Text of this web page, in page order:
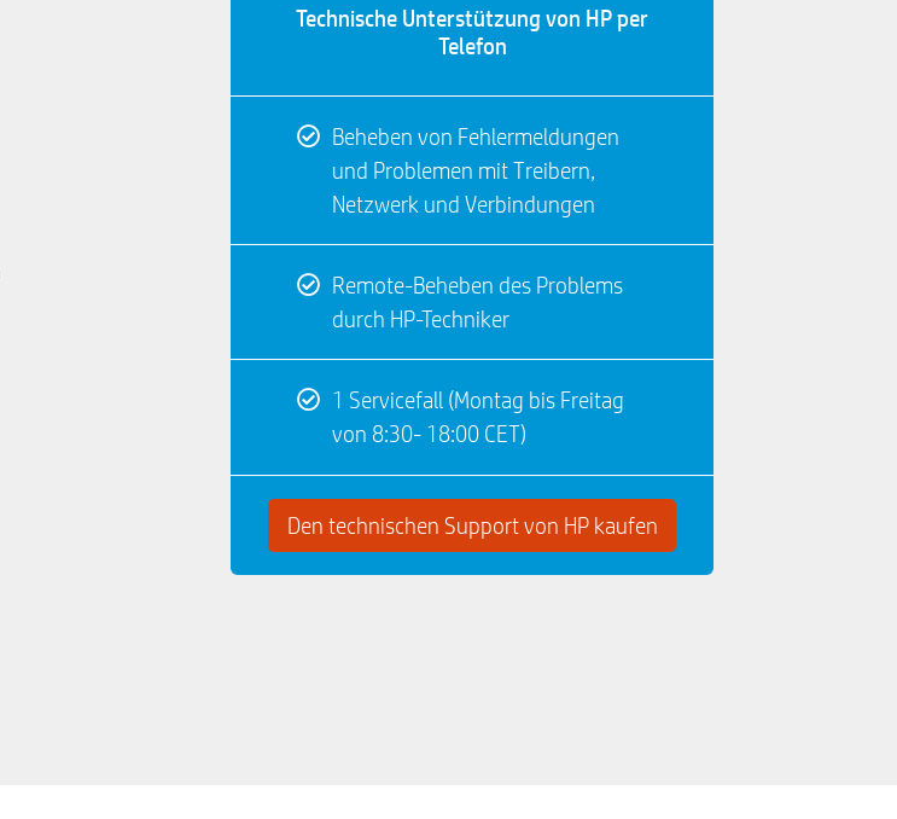
Technische Unterstützung von HP per
Telefon
Beheben von Fehlermeldungen
und Problemen mit Treibern,
Netzwerk und Verbindungen
Remote-Beheben des Problems
durch HP-Techniker
1 Servicefall (Montag bis Freitag
von 8:30- 18:00 CET)
Den technischen Support von HP kaufen